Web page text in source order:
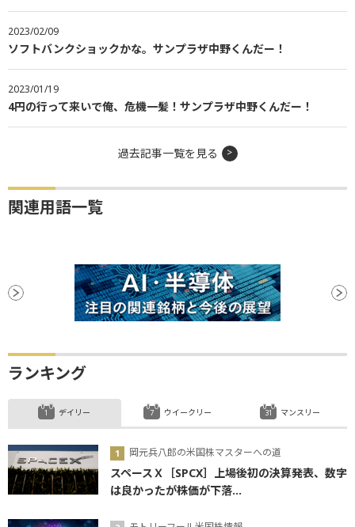
2023/02/09
ソフトバンクショックかな。サンプラザ中野くんだー！
2023/01/19
4円の行って来いで俺、危機一髪！サンプラザ中野くんだー！
過去記事一覧を見る
関連用語一覧
ランキング
デイリー
岡元兵八郎の米国株マスターへの道
スペースＸ［SPCX］上場後初の決算発表、数字
は良かったが株価が下落...
ウイークリー マンスリー